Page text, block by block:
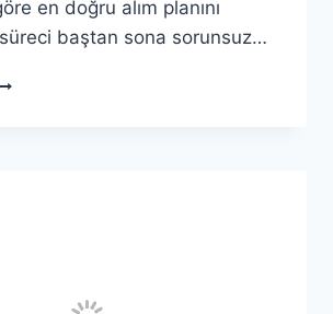
en doğru alım planını
baştan sona sorunsuz…